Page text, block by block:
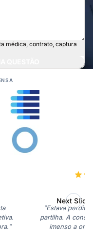
médica, contrato, captura
"Estava
partilha. A
imenso a
Next Slide